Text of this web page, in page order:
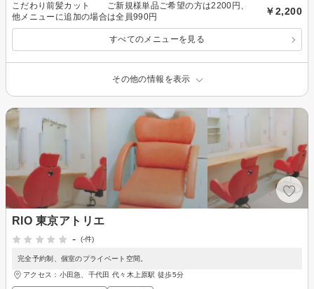
こだわり前髪カット ご新規様単品ご希望の方は2200円、
他メニューに追加の場合は全員990円
￥2,200
すべてのメニューを見る
その他の情報を表示
RIO 東京アトリエ
-
(-件)
完全予約制、個室のプライベート空間。
アクセス：小田急、千代田 代々木上原駅 徒歩5分